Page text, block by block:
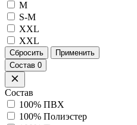
M
S-M
XXL
ХХL
Сбросить
Применить
Состав 0
Состав
100% ПВХ
100% Полиэстер